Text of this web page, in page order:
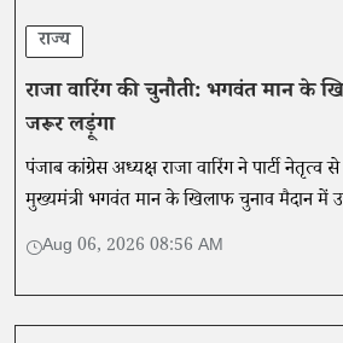
राज्य
राजा वारिंग की चुनौती: भगवंत मान के
जरूर लड़ूंगा
पंजाब कांग्रेस अध्यक्ष राजा वारिंग ने पार्टी
मुख्यमंत्री भगवंत मान के खिलाफ चुनाव मैदान में
मिला तो चुनाव जरूर लड़ूंगा।
Aug 06, 2026 08:56 AM